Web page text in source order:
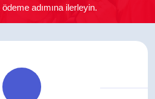
adımına ilerleyin.